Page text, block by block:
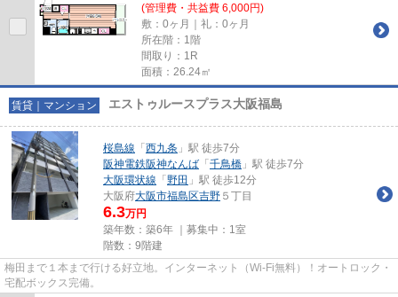
(管理費・共益費 6,000円)
敷：0ヶ月｜礼：0ヶ月
所在階：1階
間取り：1R
面積：26.24㎡
賃貸｜マンション エストゥルースプラス大阪福島
桜島線 「 西九条 」駅 徒歩7分
阪神電鉄阪神なんば 「 千鳥橋 」駅 徒歩7分
大阪環状線 「 野田 」駅 徒歩12分
大阪府大阪市福島区吉野 ５丁目
6.3万円
築年数：築6年 ｜募集中： 1室
階数：9階建
梅田まで１本まで行ける好立地。インターネット（Wi-Fi無料）！オートロック・
宅配ボックス完備。